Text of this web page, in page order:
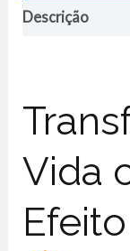
Descrição
Vida